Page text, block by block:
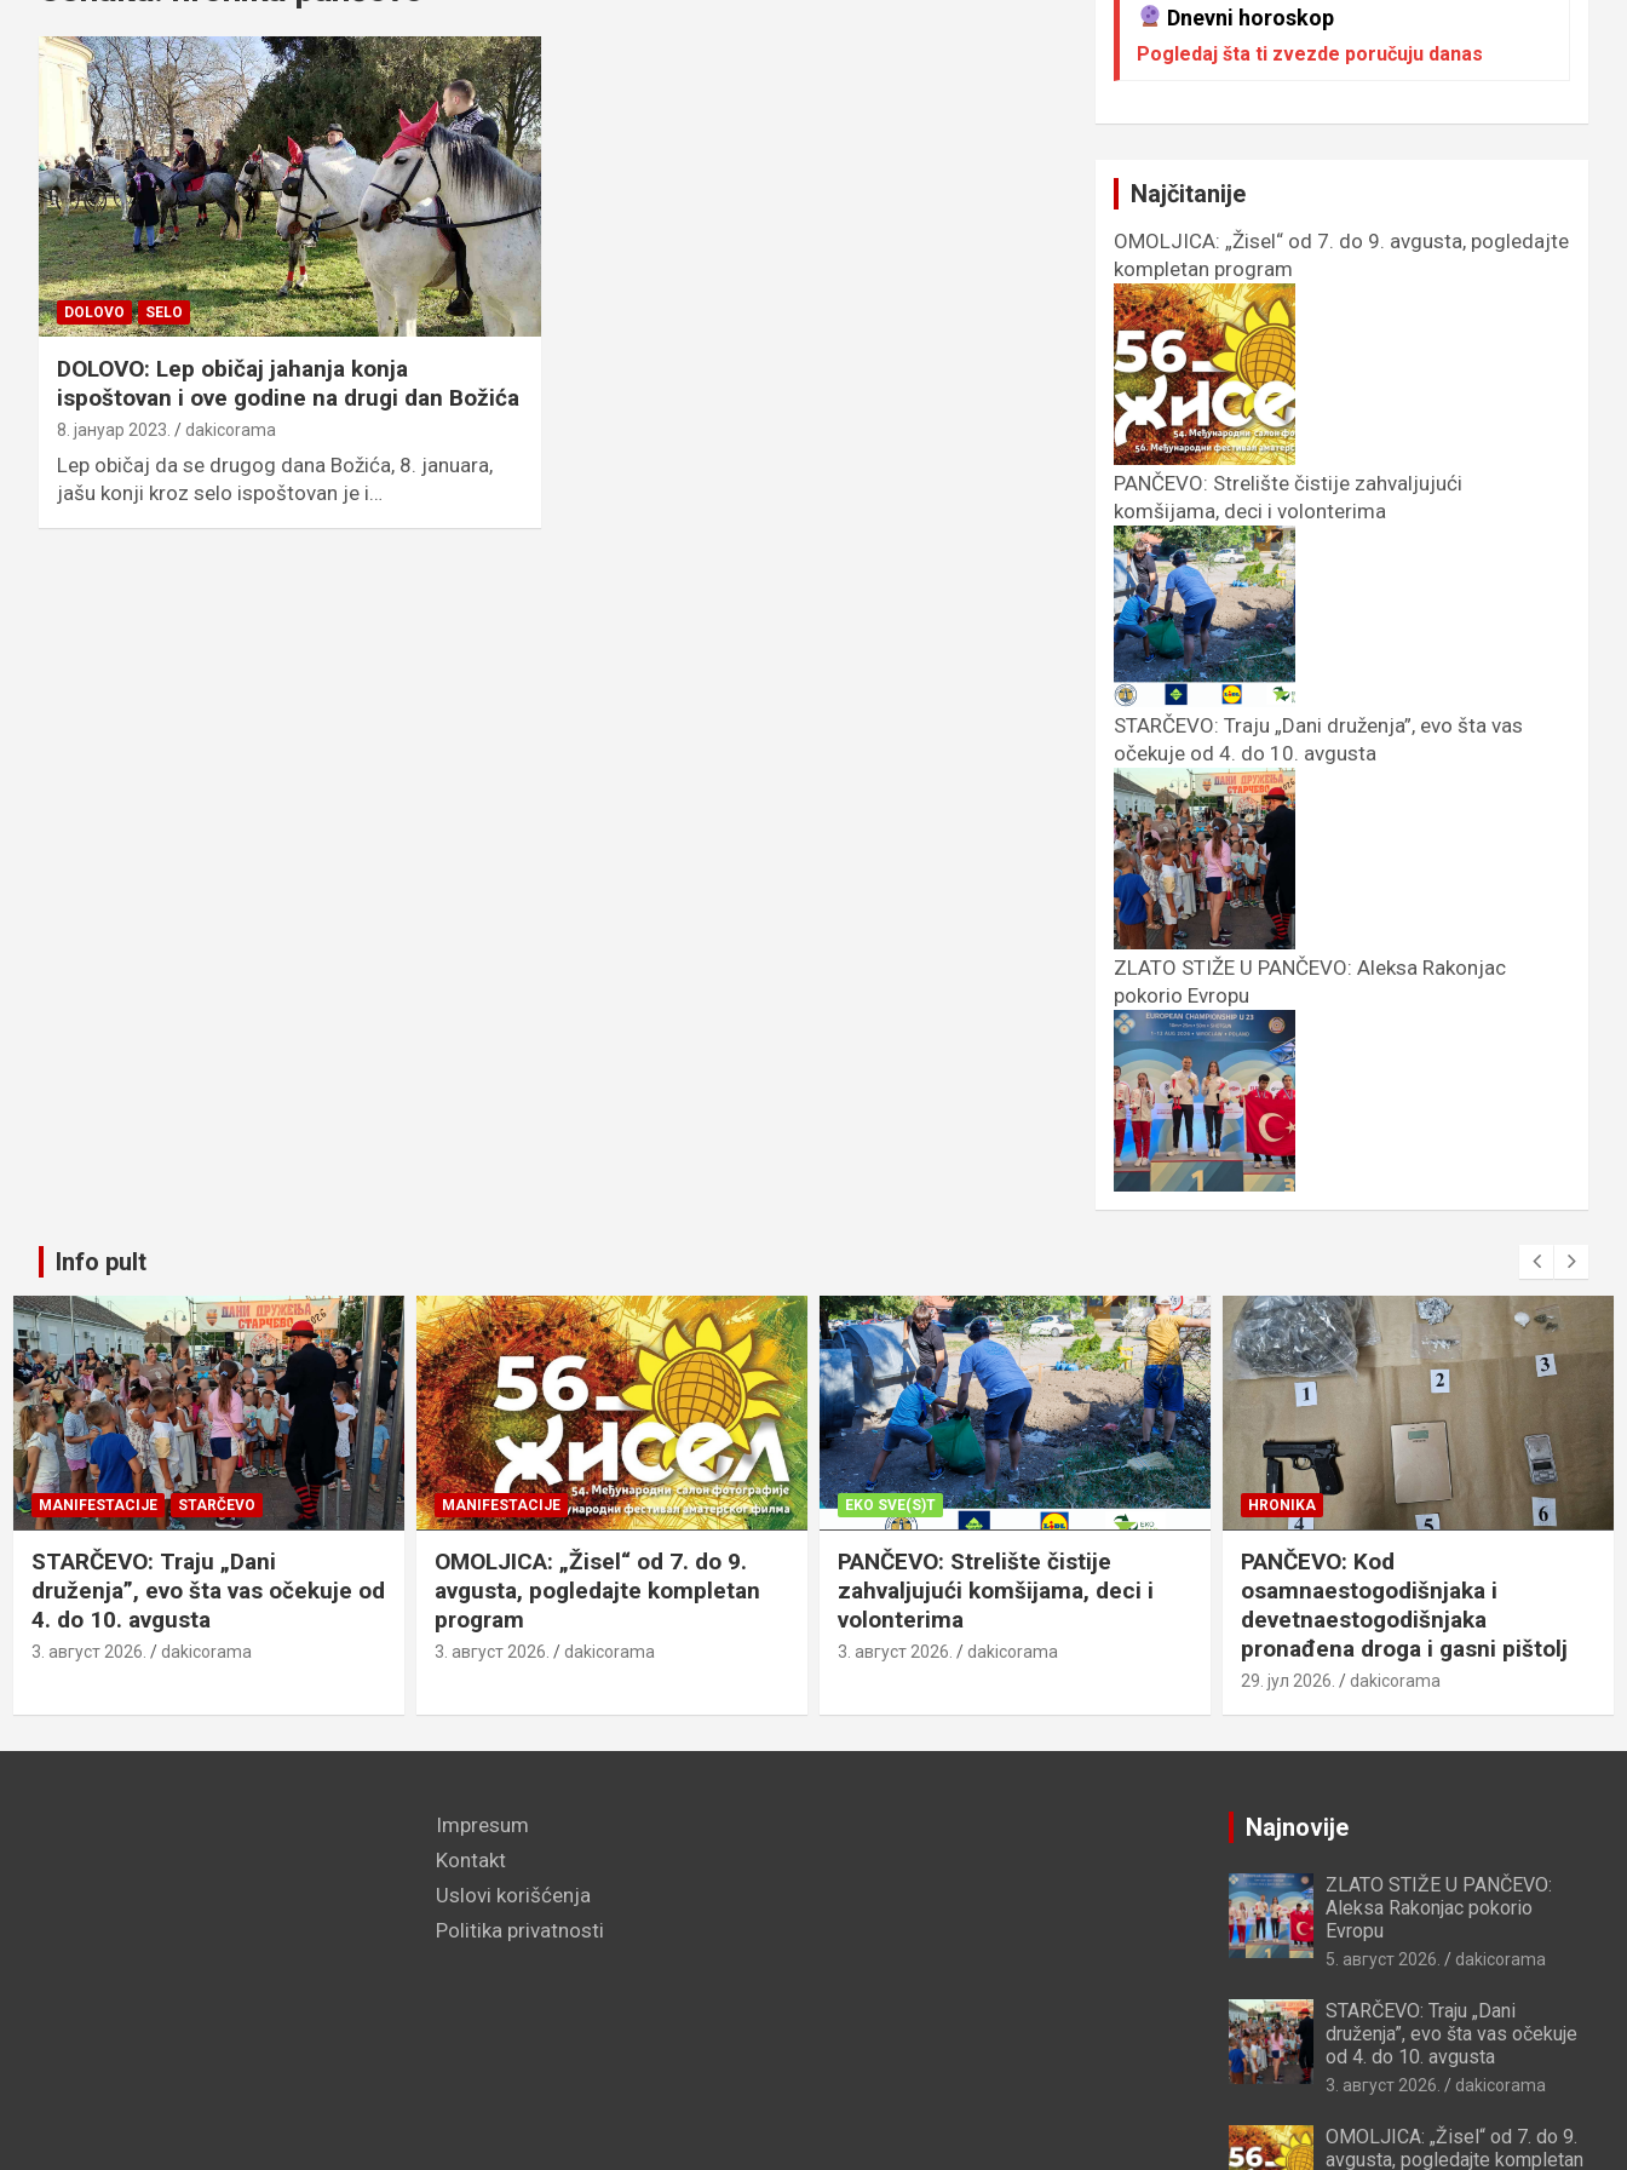
DOLOVO SELO
DOLOVO: Lep običaj jahanja konja
ispoštovan i ove godine na drugi dan Božića
8. јануар 2023. dakicorama
Lep običaj da se drugog dana Božića, 8. januara,
jašu konji kroz selo ispoštovan je i…
Dnevni horoskop
Pogledaj šta ti zvezde poručuju danas
Najčitanije
OMOLJICA: „Žisel“ od 7. do 9. avgusta, pogledajte
kompletan program
PANČEVO: Strelište čistije zahvaljujući
komšijama, deci i volonterima
STARČEVO: Traju „Dani druženja”, evo šta vas
očekuje od 4. do 10. avgusta
ZLATO STIŽE U PANČEVO: Aleksa Rakonjac
pokorio Evropu
Info pult
MANIFESTACIJE STARČEVO
STARČEVO: Traju „Dani
druženja”, evo šta vas očekuje od
4. do 10. avgusta
3. август 2026. dakicorama
MANIFESTACIJE
OMOLJICA: „Žisel“ od 7. do 9.
avgusta, pogledajte kompletan
program
3. август 2026. dakicorama
EKO SVE(S)T
PANČEVO: Strelište čistije
zahvaljujući komšijama, deci i
volonterima
3. август 2026. dakicorama
HRONIKA
PANČEVO: Kod
osamnaestogodišnjaka i
devetnaestogodišnjaka
pronađena droga i gasni pištolj
29. јул 2026. dakicorama
Impresum
Kontakt
Uslovi korišćenja
Politika privatnosti
Najnovije
ZLATO STIŽE U PANČEVO:
Aleksa Rakonjac pokorio
Evropu
5. август 2026. dakicorama
STARČEVO: Traju „Dani
druženja”, evo šta vas očekuje
od 4. do 10. avgusta
3. август 2026. dakicorama
OMOLJICA: „Žisel“ od 7. do 9.
avgusta, pogledajte kompletan